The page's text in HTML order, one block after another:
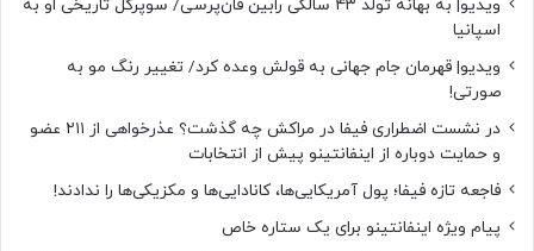
ویدیو| به بهانه تولد ۴۳ سالگی رابین فان‌پرسی/ سوپرگل تاریخی او به
اسپانیا
ویدیو| قهرمان جام جهانی به قولش وعده کرد/ تغییر رنگ مو به
صورتی!
در نشست اضطراری فیفا در مراکش چه گذشت؟ عذرخواهی از ۲۱۱ عضو
و حمایت دوباره از اینفانتینو پیش از انتخابات
فاجعه تازه فیفا؛ پول آمریکایی‌ها، کانادایی‌ها و مکزیکی‌ها را ندادند!
پیام ویژه اینفانتینو برای یک ستاره خاص